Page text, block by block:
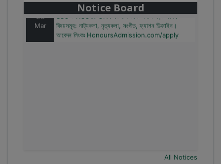
Notice Board
28
Mar
SSC ও HSC'তে GPA ২+২ থাকলে অনার্স পড়া যাবে।
বিষয়সমূহ: নাট্যকলা, নৃত্যকলা, সংগীত, ফ্যাশন ডিজাইন।
আবেদন লিংকঃ HonoursAdmission.com/apply
All Notices